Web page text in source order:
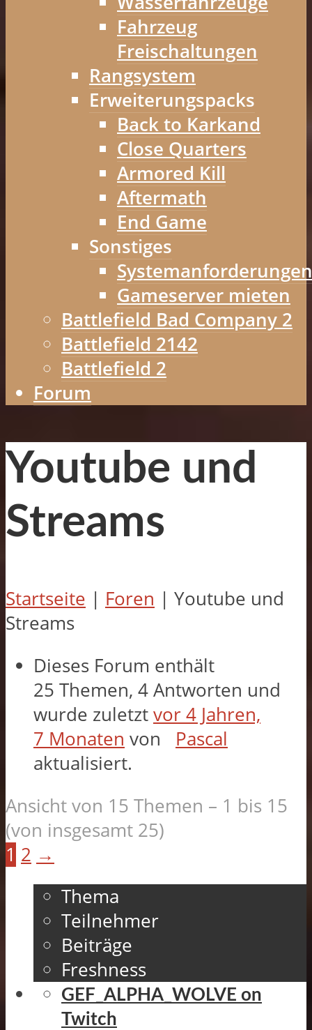
Fahrzeug
Freischaltungen
Rangsystem
Erweiterungspacks
Back to Karkand
Close Quarters
Armored Kill
Aftermath
End Game
Sonstiges
Systemanforderungen
Gameserver mieten
Battlefield Bad Company 2
Battlefield 2142
Battlefield 2
Forum
Youtube und
Streams
Startseite | Foren | Youtube und
Streams
Dieses Forum enthält
25 Themen, 4 Antworten und
wurde zuletzt vor 4 Jahren,
7 Monaten von
Pascal
aktualisiert.
Ansicht von 15 Themen – 1 bis 15
(von insgesamt 25)
1 2 →
Thema
Teilnehmer
Beiträge
Freshness
GEF_ALPHA_WOLVE on
Twitch